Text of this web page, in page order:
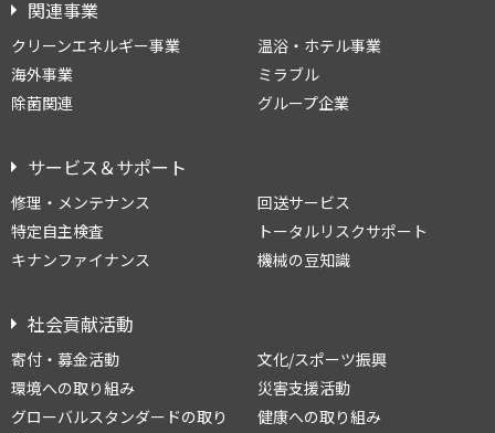
関連事業
クリーンエネルギー事業
温浴・ホテル事業
海外事業
ミラブル
除菌関連
グループ企業
サービス＆サポート
修理・メンテナンス
回送サービス
特定自主検査
トータルリスクサポート
キナンファイナンス
機械の豆知識
社会貢献活動
寄付・募金活動
文化/スポーツ振興
環境への取り組み
災害支援活動
グローバルスタンダードの取り
健康への取り組み